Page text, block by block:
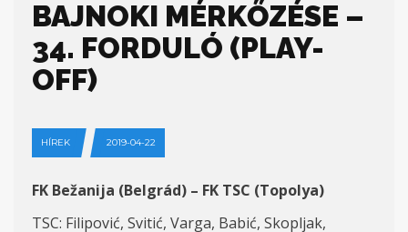
BAJNOKI MÉRKŐZÉSE –
34. FORDULÓ (PLAY-
OFF)
HÍREK 2019-04-22
FK Bežanija (Belgrád) – FK TSC (Topolya)
TSC: Filipović, Svitić, Varga, Babić, Skopljak,